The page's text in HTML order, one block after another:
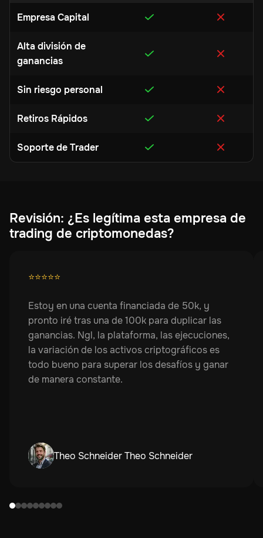
Empresa Capital
Alta división de
ganancias
Sin riesgo personal
Retiros Rápidos
Soporte de Trader
Revisión: ¿Es legítima esta empresa de
trading de criptomonedas?
⭐⭐⭐⭐⭐
Estoy en una cuenta financiada de 50k, y
pronto iré tras una de 100k para duplicar las
ganancias. Ngl, la plataforma, las ejecuciones,
la variación de los activos criptográficos es
todo bueno para superar los desafíos y ganar
de manera constante.
Theo Schneider Theo Schneider